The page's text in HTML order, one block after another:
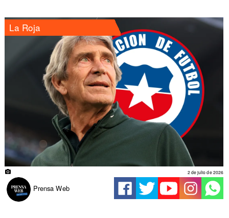
La Roja
Prensa Web
2 de julio de 2026